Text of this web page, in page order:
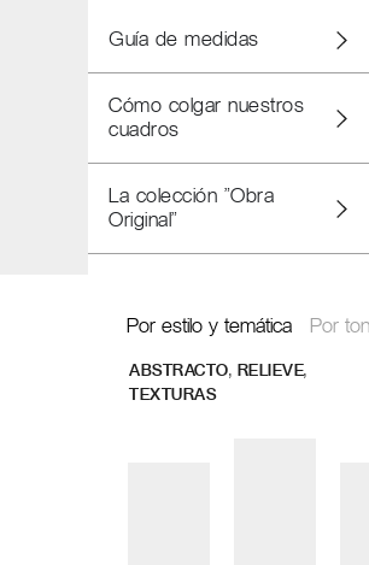
Guía de medidas
Cómo colgar nuestros
cuadros
La colección "Obra
Original"
Por estilo y temática Por
ABSTRACTO, RELIEVE,
TEXTURAS